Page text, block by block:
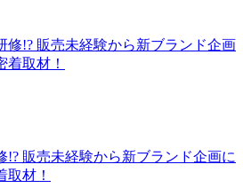
!? 販売未経験から新ブランド企画に
材！